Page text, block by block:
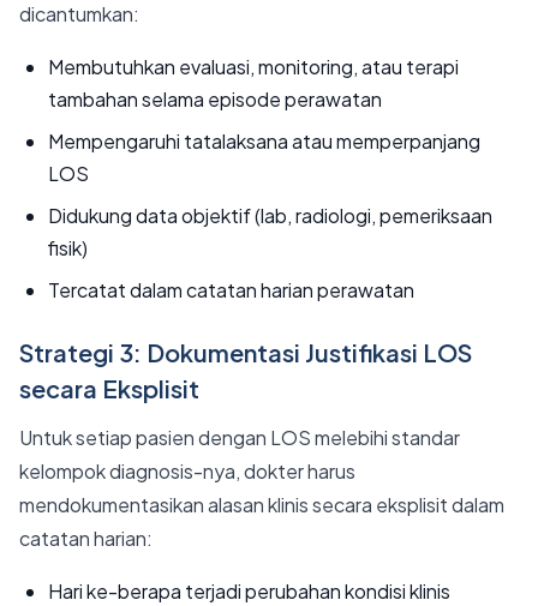
dicantumkan:
Membutuhkan evaluasi, monitoring, atau terapi
tambahan selama episode perawatan
Mempengaruhi tatalaksana atau memperpanjang
LOS
Didukung data objektif (lab, radiologi, pemeriksaan
fisik)
Tercatat dalam catatan harian perawatan
Strategi 3: Dokumentasi Justifikasi LOS
secara Eksplisit
Untuk setiap pasien dengan LOS melebihi standar
kelompok diagnosis-nya, dokter harus
mendokumentasikan alasan klinis secara eksplisit dalam
catatan harian:
Hari ke-berapa terjadi perubahan kondisi klinis